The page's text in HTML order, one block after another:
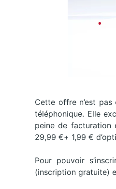
Cette offre n’est
téléphonique. Elle
peine de facturation
29,99 €+ 1,99 €
Pour pouvoir
(inscription gratuite)